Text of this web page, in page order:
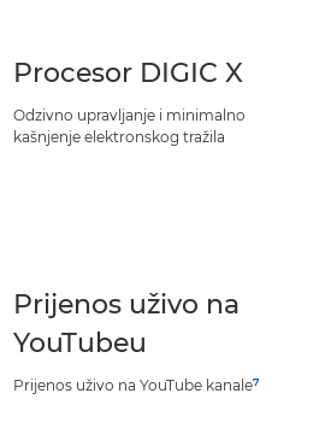
Procesor DIGIC X
Odzivno upravljanje i minimalno
kašnjenje elektronskog tražila
Prijenos uživo na
YouTubeu
Prijenos uživo na YouTube kanale7